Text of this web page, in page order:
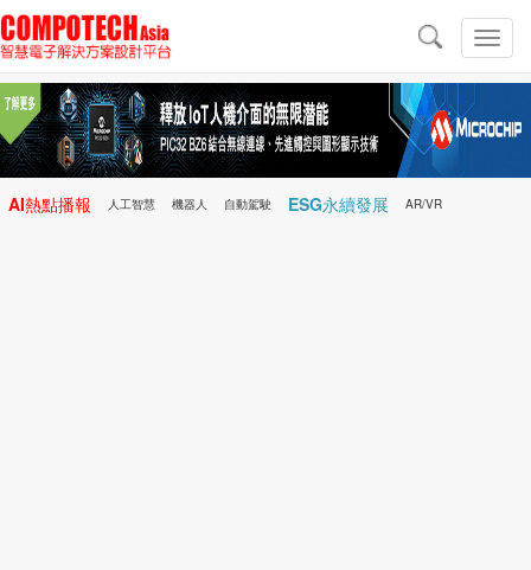
切
換
導
航
AI熱點播報 人工智慧 機器人 自動駕駛 ESG永續發展 AR/VR